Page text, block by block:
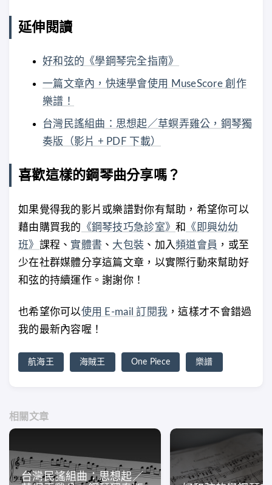
延伸閱讀
好和弦的《學鋼琴完全指南》
一篇文章內，快速學會使用 MuseScore 創作
樂譜！
台灣民謠組曲：思想起／草螟弄雞公，鋼琴獨
奏版（影片 + PDF 下載）
喜歡這樣的鋼琴曲分享嗎？
如果覺得我的影片或樂譜對你有幫助，希望你可以
藉由購買我的 《鋼琴技巧急診室》和
《即興幼幼
班》 課程、實體書 、 大包裝 、加入頻道會員 ，或至
少在社群媒體分享這篇文章，以實際行動來幫助好
和弦的持續運作。謝謝你！
也希望你可以使用 E-mail 訂閱我 ，這樣才不會錯過
我的最新內容喔！
航海王 海賊王 One Piece 樂譜
相關文章
台灣民謠組曲：思想起／